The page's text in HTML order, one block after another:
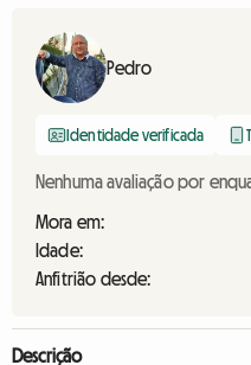
Pedro
Identidade verificada
Nenhuma avaliação por
Mora em:
Idade:
Anfitrião desde:
Descrição